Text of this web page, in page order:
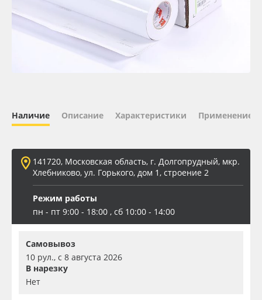
Oracal 641
Orajet 3640
Вспененный ПВХ
Баннер
Наличие Описание Характеристики Применение
141720, Московская область, г. Долгопрудный, мкр.
Хлебниково, ул. Горького, дом 1, строение 2
Режим работы
пн - пт 9:00 - 18:00 , сб 10:00 - 14:00
Самовывоз
10 рул., с 8 августа 2026
В нарезку
Нет